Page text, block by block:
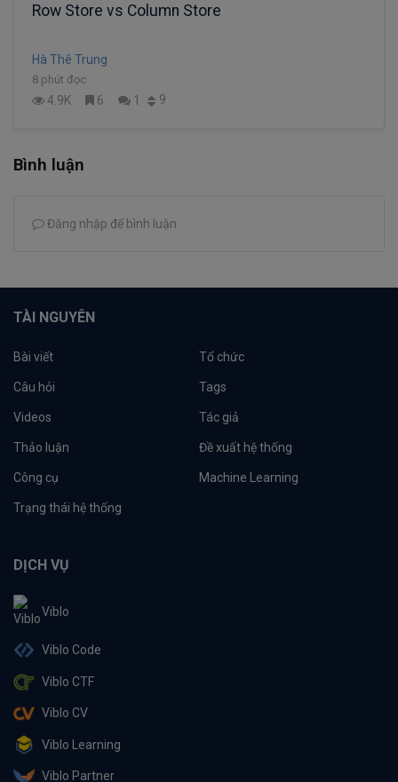
Row Store vs Column Store
Hà Thê Trung
8 phút đọc
4.9K 6 1 9
Bình luận
Đăng nhập để bình luận
TÀI NGUYÊN
Bài viết Tổ chức
Câu hỏi Tags
Videos Tác giả
Thảo luận Đề xuất hệ thống
Công cụ Machine Learning
Trạng thái hệ thống
DỊCH VỤ
Viblo
Viblo Code
Viblo CTF
Viblo CV
Viblo Learning
Viblo Partner